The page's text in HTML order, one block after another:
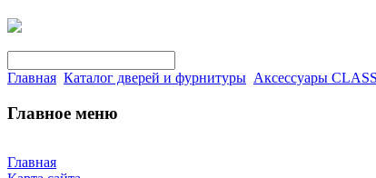
Главная Каталог дверей и фурнитуры Аксессуары
Главное меню
Главная